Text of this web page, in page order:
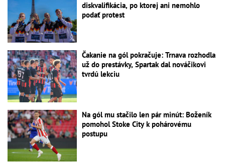
diskvalifikácia, po ktorej ani nemohlo
podať protest
Čakanie na gól pokračuje: Trnava rozhodla
už do prestávky, Spartak dal nováčikovi
tvrdú lekciu
Na gól mu stačilo len pár minút: Boženík
pomohol Stoke City k pohárovému
postupu